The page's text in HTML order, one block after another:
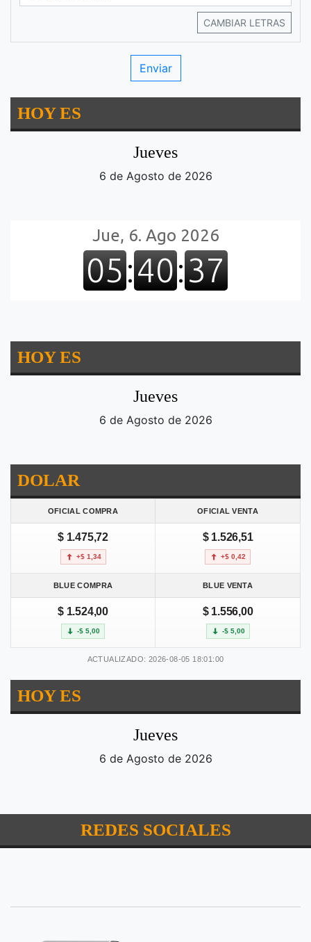
CAMBIAR LETRAS
HOY ES
Jueves
6 de Agosto de 2026
HOY ES
Jueves
6 de Agosto de 2026
DOLAR
OFICIAL COMPRA OFICIAL VENTA
$ 1.475,72
+$ 1,34
$ 1.526,51
+$ 0,42
BLUE COMPRA BLUE VENTA
$ 1.524,00
-$ 5,00
$ 1.556,00
-$ 5,00
ACTUALIZADO: 2026-08-05 18:01:00
HOY ES
Jueves
6 de Agosto de 2026
REDES SOCIALES